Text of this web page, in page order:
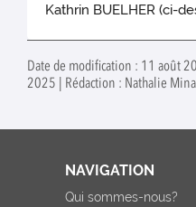
Kathrin BUELHER (ci-
Date de modification : 11 août
2025 | Rédaction : Nathalie
NAVIGATION
Qui sommes-nous?